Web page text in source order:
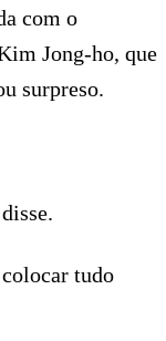
com o
Jong-ho, que
surpreso.
colocar tudo